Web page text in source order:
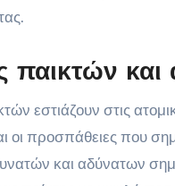
παικτών
εστιάζουν στις
οι προσπάθειες που
και αδύνατων